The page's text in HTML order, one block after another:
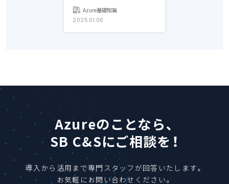
Azure基礎知識
2025.01.06
Azureのことなら、
SB C&Sにご相談を！
導入から活用まで専門スタッフが回答いたします。
お気軽にお問い合わせください。